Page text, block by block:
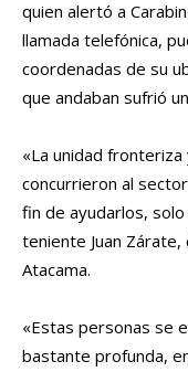
quien alertó a
llamada telefónica,
coordenadas de su
que andaban sufrió
«La unidad
concurrieron al
fin de ayudarlos,
teniente Juan
Atacama.
«Estas personas se
bastante profunda,